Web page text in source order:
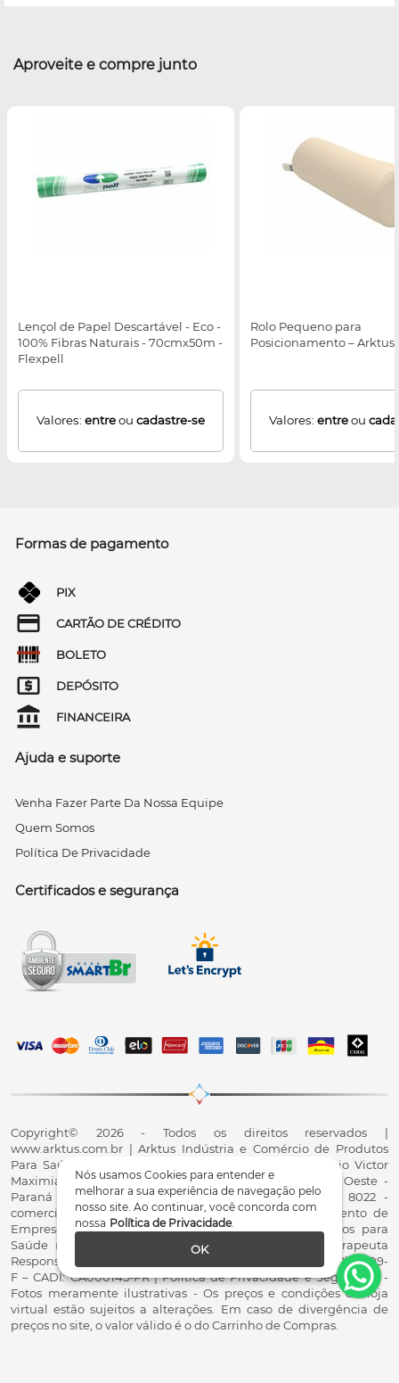
Nós usamos Cookies para entender e
melhorar a sua experiência de navegação pelo
nosso site. Ao continuar, você concorda com
nossa Política de Privacidade.
OK
Aproveite e compre junto
Lençol de Papel Descartável - Eco -
100% Fibras Naturais - 70cmx50m -
Flexpell
Valores: entreou cadastre-se
Rolo Pequeno para
Posicionamento – Arktus
Valores: entreou
Formas de pagamento
PIX
CARTÃO DE CRÉDITO
BOLETO
DEPÓSITO
FINANCEIRA
Ajuda e suporte
Venha Fazer Parte Da Nossa Equipe
Quem Somos
Política De Privacidade
Certificados e segurança
Copyright© 2026 - Todos os direitos reservados |
www.arktus.com.br | Arktus Indústria e Comércio de Produtos
Para Saúde Ltda | CNPJ: 01.417.367/0001-78 | R. Antônio Victor
Maximiano, 107, Parque Industrial II, Santa Tereza do Oeste -
Paraná - CEP 85825-900 - Fale conosco: 0800 200 8022 -
comercial@arktus.com.br | Autorização de Funcionamento de
Empresa - AFE/ANVISA - Para Fabricação de Produtos para
Saúde (Correlatos): 8.02.844-5 (UX418X102741) - Fisioterapeuta
Responsável Técnico Dr. Alex Fernando Zani - Crefito8(PR): 8409-
F – CADI: CA000145-PR | Política de Privacidade e Segurança -
Fotos meramente ilustrativas - Os preços e condições da loja
virtual estão sujeitos a alterações. Em caso de divergência de
preços no site, o valor válido é o do Carrinho de Compras.